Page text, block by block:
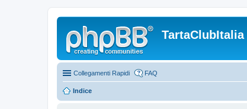
TartaClubItalia
Collegamenti Rapidi FAQ
Indice